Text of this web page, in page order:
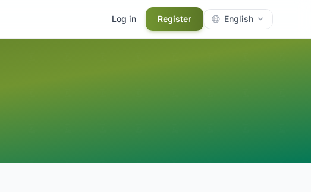
Log in Register English